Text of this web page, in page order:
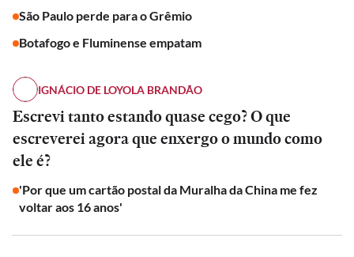
São Paulo perde para o Grêmio
Botafogo e Fluminense empatam
IGNÁCIO DE LOYOLA BRANDÃO
Escrevi tanto estando quase cego? O que
escreverei agora que enxergo o mundo como
ele é?
'Por que um cartão postal da Muralha da China me fez
voltar aos 16 anos'